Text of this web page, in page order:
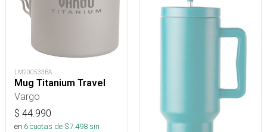
LM200533BA
Mug Titanium Travel
Vargo
$ 44.990
en 6cuotas de $7.498sin